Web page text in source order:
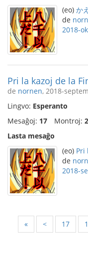
(eo) か
de
2018-
Pri la kazoj de la
de nornen, 2018-
Lingvo: Esperanto
Mesaĝoj: 17 Montroj:
Lasta mesaĝo
(eo) Pri
de
2018-
« < 17